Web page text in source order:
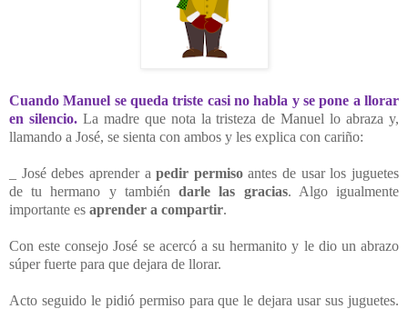
Cuando Manuel se queda triste casi no habla y se pone a llorar
en silencio. La madre que nota la tristeza de Manuel lo abraza y,
llamando a José, se sienta con ambos y les explica con cariño:
_ José debes aprender apedir permisoantes de usar los juguetes
de tu hermano y tambiéndarle las gracias. Algo igualmente
importante es aprender a compartir.
Con este consejo José se acercó a su hermanito y le dio un abrazo
súper fuerte para que dejara de llorar.
Acto seguido le pidió permiso para que le dejara usar sus juguetes.